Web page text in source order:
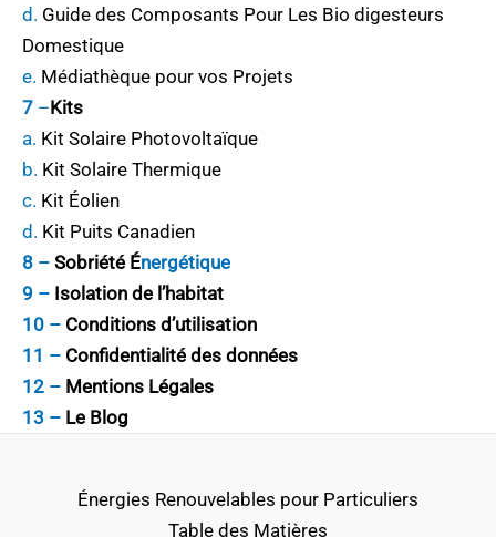
d. Guide des Composants Pour Les Bio digesteurs
Domestique
e. Médiathèque pour vos Projets
7 –Kits
a. Kit Solaire Photovoltaïque
b. Kit Solaire Thermique
c. Kit Éolien
d. Kit Puits Canadien
8 – Sobriété Énergétique
9 – Isolation de l’habitat
10 – Conditions d’utilisation
11 – Confidentialité des données
12 – Mentions Légales
13 – Le Blog
Énergies Renouvelables pour Particuliers
Table des Matières